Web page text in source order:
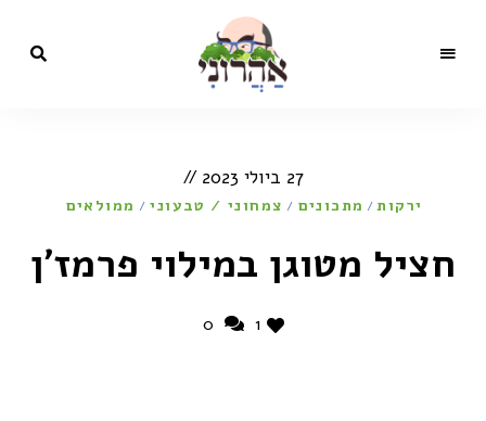
הקולינריה
של השף
אהרוני
טלוויזיה
של
ישראל
27 ביולי 2023
ירקות/ מתכונים / צמחוני / טבעוני / ממולאים
חציל מטוגן במילוי פרמז׳ן
1